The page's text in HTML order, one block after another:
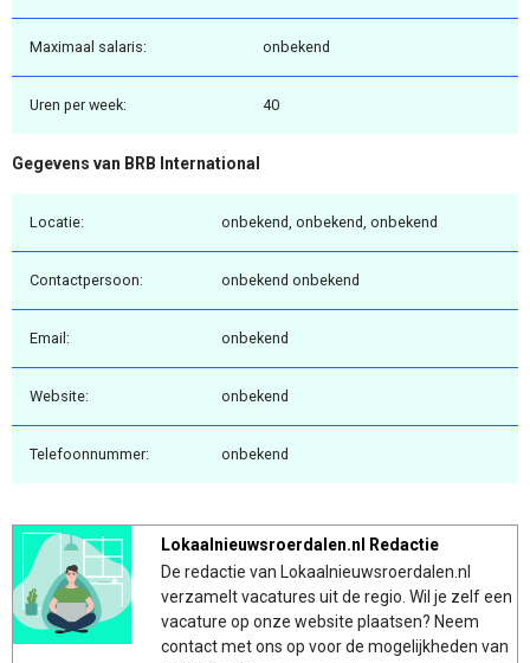
Maximaal salaris: onbekend
Uren per week: 40
Gegevens van BRB International
Locatie: onbekend, onbekend, onbekend
Contactpersoon: onbekend onbekend
Email: onbekend
Website: onbekend
Telefoonnummer: onbekend
Lokaalnieuwsroerdalen.nl Redactie
De redactie van Lokaalnieuwsroerdalen.nl
verzamelt vacatures uit de regio. Wil je zelf een
vacature op onze website plaatsen? Neem
contact met ons op voor de mogelijkheden van